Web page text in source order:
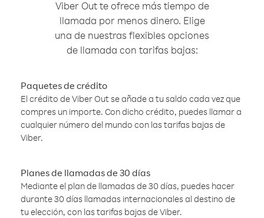
Viber Out te ofrece más tiempo de
llamada por menos dinero. Elige
una de nuestras flexibles opciones
de llamada con tarifas bajas:
Paquetes de crédito
El crédito de Viber Out se añade a tu saldo cada vez que
compres un importe. Con dicho crédito, puedes llamar a
cualquier número del mundo con las tarifas bajas de
Viber.
Planes de llamadas de 30 días
Mediante el plan de llamadas de 30 días, puedes hacer
durante 30 días llamadas internacionales al destino de
tu elección, con las tarifas bajas de Viber.